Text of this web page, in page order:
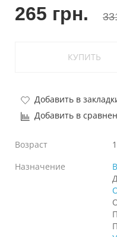
265 грн.
КУПИТЬ
Добавить в
Добавить в
Возраст
Назначение